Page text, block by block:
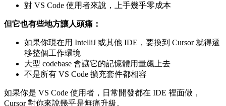
對 VS Code 使用者來說，上手幾乎零成本
但它也有些地方讓人頭痛：
如果你現在用 IntelliJ 或其他 IDE，要換到 Cursor 就得遷
移整個工作環境
大型 codebase 會讓它的記憶體用量飆上去
不是所有 VS Code 擴充套件都相容
如果你是 VS Code 使用者，日常開發都在 IDE 裡面做，
Cursor 對你來說幾乎是無痛升級。